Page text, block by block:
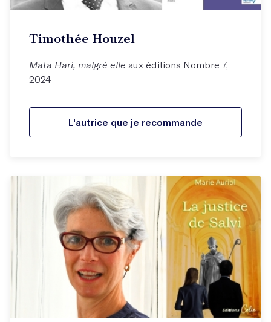
Timothée Houzel
Mata Hari, malgré elle aux éditions Nombre 7,
2024
L'autrice que je recommande